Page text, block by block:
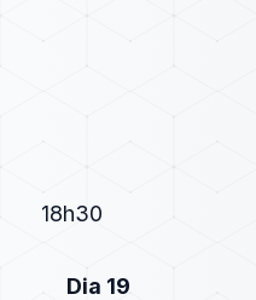
18h30
Dia 19